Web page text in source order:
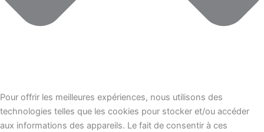
Pour offrir les meilleures expériences, nous utilisons des
technologies telles que les cookies pour stocker et/ou accéder
aux informations des appareils. Le fait de consentir à ces